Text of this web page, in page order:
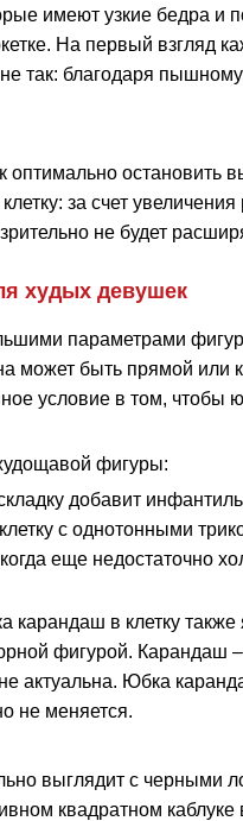
имеют узкие бедра и
На первый взгляд
так: благодаря
остановить
за счет
не будет
худых девушек
параметрами
может быть прямой или
условие в том, чтобы
фигуры:
добавит
с однотонными
еще недостаточно
карандаш в клетку
фигурой. Карандаш
актуальна. Юбка
не меняется.
выглядит с черными
квадратном